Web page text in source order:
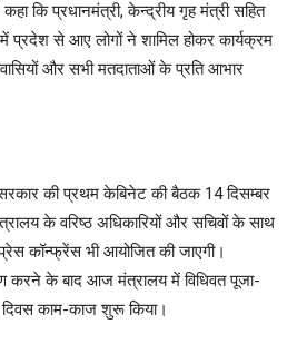
कि प्रधानमंत्री, केन्द्रीय गृह मंत्री सहित
प्रदेश से आए लोगों ने शामिल होकर कार्यक्रम
और सभी मतदाताओं के प्रति आभार
सरकार की प्रथम केबिनेट की बैठक 14 दिसम्बर
के वरिष्ठ अधिकारियों और सचिवों के साथ
कॉन्फ्रेंस भी आयोजित की जाएगी।
करने के बाद आज मंत्रालय में विधिवत पूजा-
काम-काज शुरू किया।